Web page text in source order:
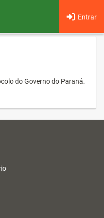
Entrar
do Governo do Paraná.